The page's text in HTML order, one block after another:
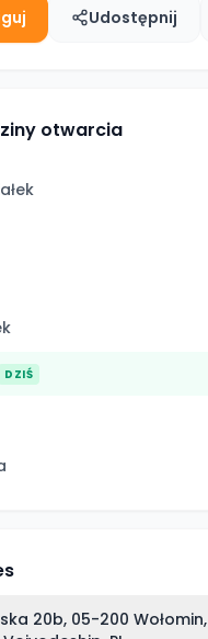
Udostępnij
otwarcia
DZIŚ
20b, 05-200 Wołomin,